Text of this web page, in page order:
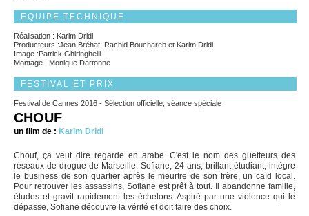
EQUIPE TECHNIQUE
Réalisation : Karim Dridi
Producteurs :Jean Bréhat, Rachid Bouchareb et Karim Dridi
Image :Patrick Ghiringhelli
Montage : Monique Dartonne
FESTIVAL ET PRIX
Festival de Cannes 2016 - Sélection officielle, séance spéciale
CHOUF
un film de : Karim Dridi
Chouf, ça veut dire regarde en arabe. C'est le nom des guetteurs des
réseaux de drogue de Marseille. Sofiane, 24 ans, brillant étudiant, intègre
le business de son quartier après le meurtre de son frère, un caïd local.
Pour retrouver les assassins, Sofiane est prêt à tout. Il abandonne famille,
études et gravit rapidement les échelons. Aspiré par une violence qui le
dépasse, Sofiane découvre la vérité et doit faire des choix.